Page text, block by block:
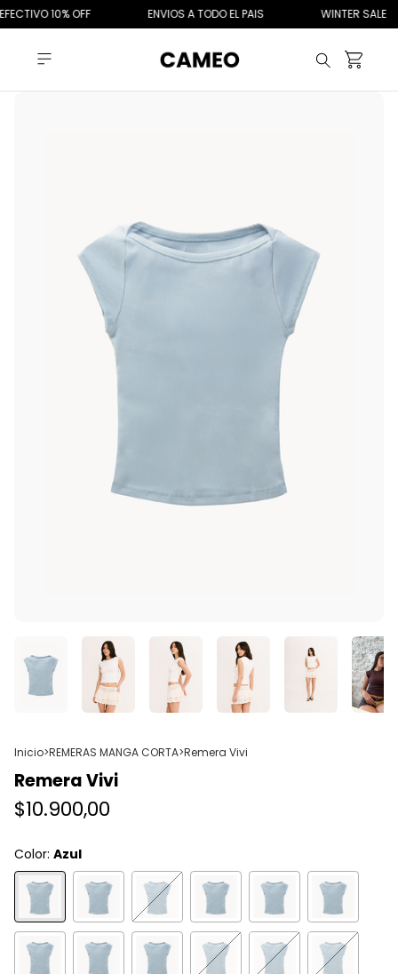
10% OFF ENVIOS A TODO EL PAIS WINTER SALE
Inicio>REMERAS MANGA CORTA>Remera Vivi
Remera Vivi
$10.900,00
Color: Azul